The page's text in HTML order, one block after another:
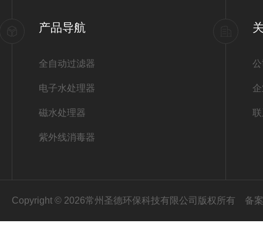
产品导航
全自动过滤器
电子水处理器
磁水处理器
紫外线消毒器
Copyright © 2026常州圣德环保科技有限公司版权所有 备